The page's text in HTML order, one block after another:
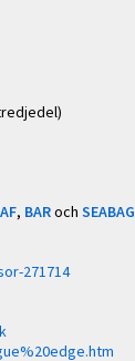
, BARoch SEABAG
271714